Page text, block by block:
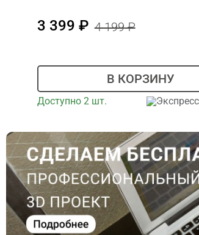
3 399 4 199
В КОРЗИНУ
Доступно 2 шт.